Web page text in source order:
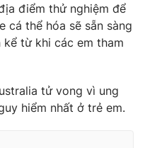
khi phát hành lại
điểm thử nghiệm để
cá thể hóa sẽ sẵn sàng
từ khi các em tham
tử vong vì ung
hiểm nhất ở trẻ em.